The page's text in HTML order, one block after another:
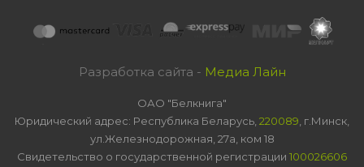
Разработка сайта - Медиа Лайн
ОАО "Белкнига"
Юридический адрес: Республика Беларусь, 220089 , г.Минск,
ул.Железнодорожная, 27а, ком 18
Свидетельство о государственной регистрации 100026606